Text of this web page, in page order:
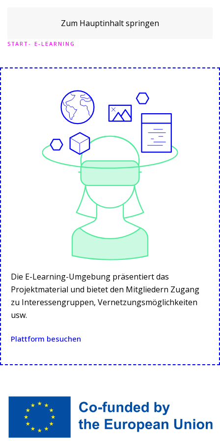
Zum Hauptinhalt springen
START E-LEARNING
Die E-Learning-Umgebung präsentiert das
Projektmaterial und bietet den Mitgliedern Zugang
zu Interessengruppen, Vernetzungsmöglichkeiten
usw.
Plattform besuchen